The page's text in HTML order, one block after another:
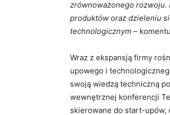
zrównoważonego rozwoju.
produktów oraz dzieleniu
technologicznym –
Wraz z ekspansją firmy
upowego i
swoją wiedzą techniczną
wewnętrznej konferencji
skierowane do start-upów,